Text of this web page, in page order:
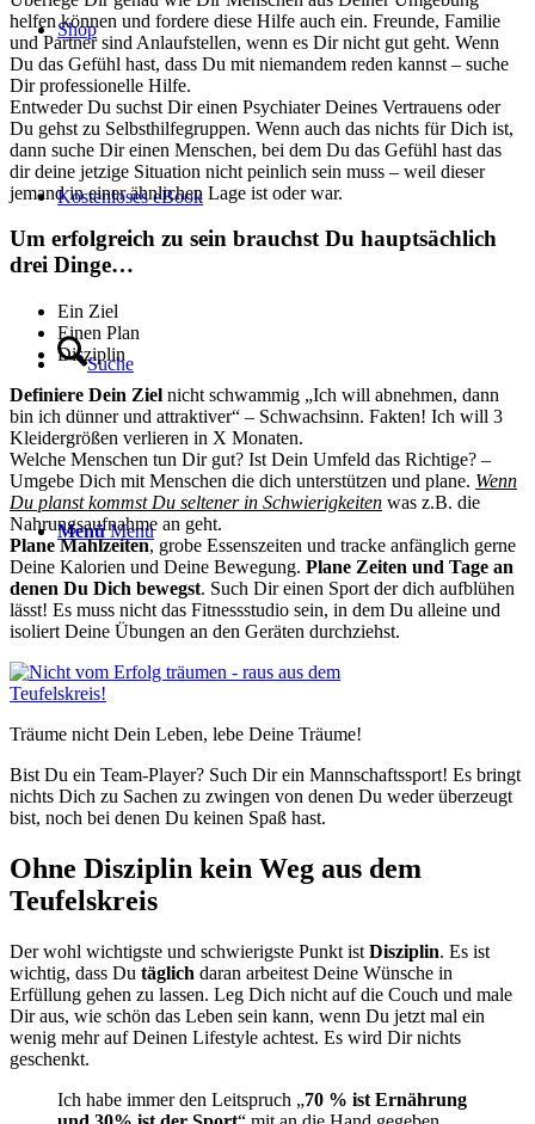
Shop
Kostenloses eBook
Suche
Menü Menü
helfen können und fordere diese Hilfe auch ein. Freunde, Familie
und Partner sind Anlaufstellen, wenn es Dir nicht gut geht. Wenn
Du das Gefühl hast, dass Du mit niemandem reden kannst – suche
Dir professionelle Hilfe.
Entweder Du suchst Dir einen Psychiater Deines Vertrauens oder
Du gehst zu Selbsthilfegruppen. Wenn auch das nichts für Dich ist,
dann suche Dir einen Menschen, bei dem Du das Gefühl hast das
dir deine jetzige Situation nicht peinlich sein muss – weil dieser
jemand in einer ähnlichen Lage ist oder war.
Um erfolgreich zu sein brauchst Du hauptsächlich
drei Dinge…
Ein Ziel
Einen Plan
Disziplin
Definiere Dein Ziel nicht schwammig „Ich will abnehmen, dann
bin ich dünner und attraktiver“ – Schwachsinn. Fakten! Ich will 3
Kleidergrößen verlieren in X Monaten.
Welche Menschen tun Dir gut? Ist Dein Umfeld das Richtige? –
Umgebe Dich mit Menschen die dich unterstützen und plane. Wenn
Du planst kommst Du seltener in Schwierigkeiten was z.B. die
Nahrungsaufnahme an geht.
Plane Mahlzeiten, grobe Essenszeiten und tracke anfänglich gerne
Deine Kalorien und Deine Bewegung. Plane Zeiten und Tage an
denen Du Dich bewegst. Such Dir einen Sport der dich aufblühen
lässt! Es muss nicht das Fitnessstudio sein, in dem Du alleine und
isoliert Deine Übungen an den Geräten durchziehst.
Träume nicht Dein Leben, lebe Deine Träume!
Bist Du ein Team-Player? Such Dir ein Mannschaftssport! Es bringt
nichts Dich zu Sachen zu zwingen von denen Du weder überzeugt
bist, noch bei denen Du keinen Spaß hast.
Ohne Disziplin kein Weg aus dem
Teufelskreis
Der wohl wichtigste und schwierigste Punkt ist Disziplin. Es ist
wichtig, dass Du täglich daran arbeitest Deine Wünsche in
Erfüllung gehen zu lassen. Leg Dich nicht auf die Couch und male
Dir aus, wie schön das Leben sein kann, wenn Du jetzt mal ein
wenig mehr auf Deinen Lifestyle achtest. Es wird Dir nichts
geschenkt.
Ich habe immer den Leitspruch „70 % ist Ernährung